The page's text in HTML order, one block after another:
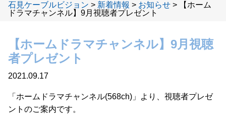
石見ケーブルビジョン > 新着情報 > お知らせ >
【ホーム
ドラマチャンネル】9月視聴者プレゼント
【ホームドラマチャンネル】9月視聴
者プレゼント
2021.09.17
「ホームドラマチャンネル(568ch)」より、視聴者プレゼ
ントのご案内です。